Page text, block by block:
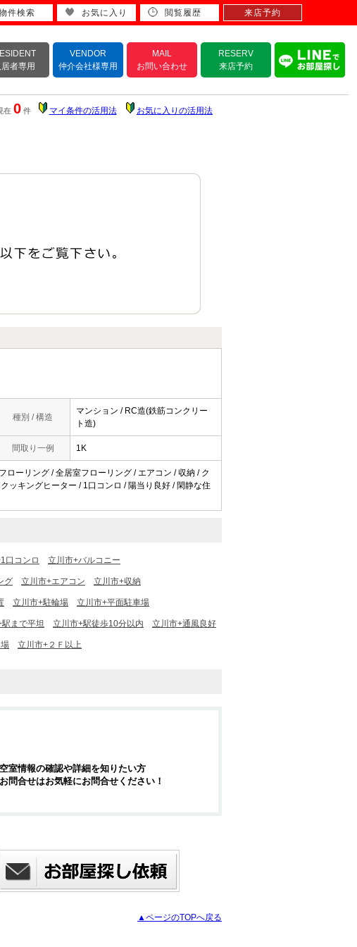
居者専用
VENDOR
仲介会社様専用
MAIL
お問い合わせ
RESERV
来店予約
在 0 件 マイ条件の活用法 お気に入りの活用法
種別 / 構造
マンション / RC造(鉄筋コンクリー
ト造)
間取り一例 1K
ーリング / 全居室フローリング / エアコン / 収納 / ク
ッキングヒーター / 1口コンロ / 陽当り良好 / 閑静な住
口コンロ 立川市+バルコニー
グ 立川市+エアコン 立川市+収納
立川市+駐輪場 立川市+平面駐車場
まで平坦 立川市+駅徒歩10分以内 立川市+通風良好
立川市+２Ｆ以上
空室情報の確認や詳細を知りたい方
お問合せはお気軽にお問合せください！
▲ページのTOPへ戻る
件検索 お気に入り 閲覧履歴 来店予約